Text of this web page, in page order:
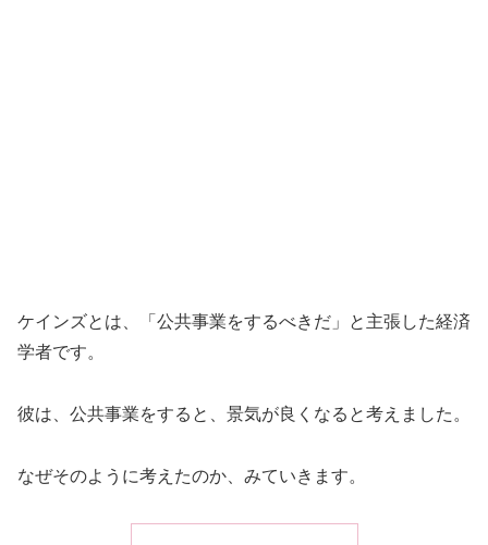
ケインズとは、「公共事業をするべきだ」と主張した経済
学者です。
彼は、公共事業をすると、景気が良くなると考えました。
なぜそのように考えたのか、みていきます。